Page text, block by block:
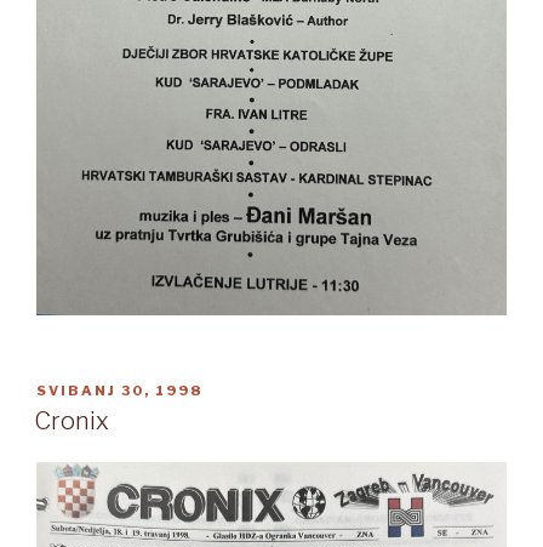
OBJAVLJENO
SVIBANJ 30, 1998
Cronix